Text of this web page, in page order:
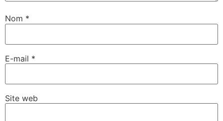
Nom *
E-mail *
Site web